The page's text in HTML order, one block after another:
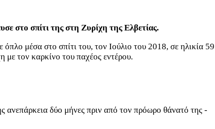
στο σπίτι της στη Ζυρίχη της Ελβετίας.
μέσα στο σπίτι του, τον Ιούλιο του 2018, σε ηλικία 59
με τον καρκίνο του παχέος εντέρου.
δύο μήνες πριν από τον πρόωρο θάνατό της -